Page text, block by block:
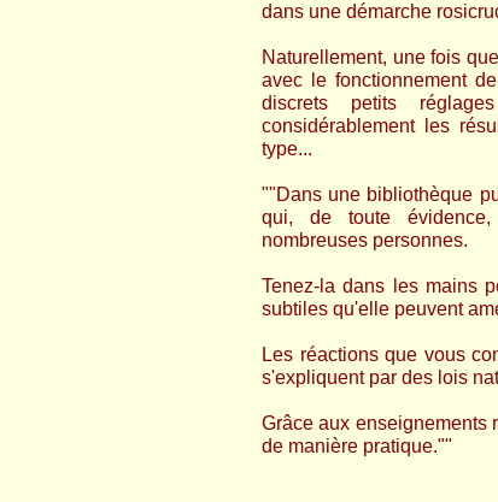
dans une démarche
Naturellement, une fois
avec le fonctionnement
discrets petits
considérablement les
type...
""Dans une bibliothèque
qui, de toute
nombreuses personnes.
Tenez-la dans les mains
subtiles qu'elle peuvent
Les réactions que vous
s'expliquent par des lois
Grâce aux enseignements
de manière pratique.""